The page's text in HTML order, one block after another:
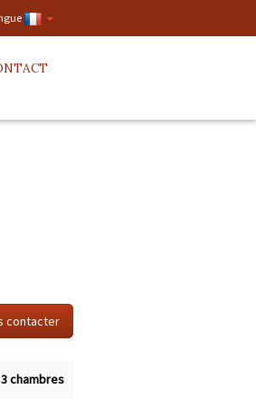
contacter
3 chambres